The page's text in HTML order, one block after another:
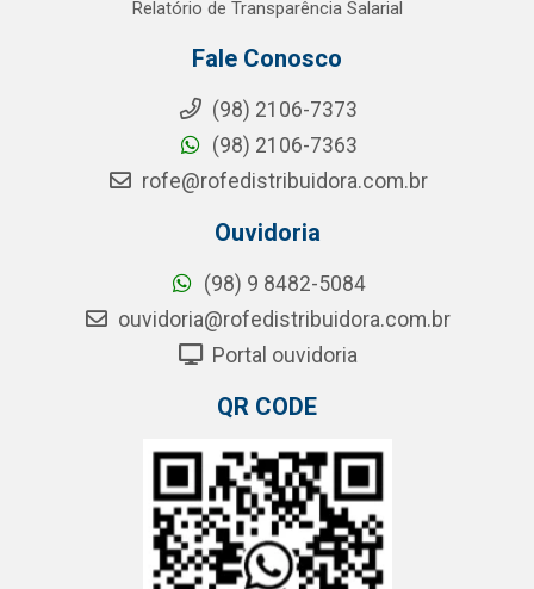
Relatório de Transparência Salarial
Fale Conosco
(98) 2106-7373
(98) 2106-7363
rofe@rofedistribuidora.com.br
Ouvidoria
(98) 9 8482-5084
ouvidoria@rofedistribuidora.com.br
Portal ouvidoria
QR CODE